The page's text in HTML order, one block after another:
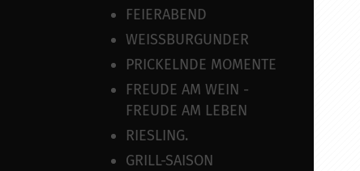
FEIERABEND
WEISSBURGUNDER
PRICKELNDE MOMENTE
FREUDE AM WEIN -
FREUDE AM LEBEN
RIESLING.
GRILL-SAISON